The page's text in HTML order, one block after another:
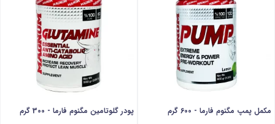
مکمل پمپ مگنوم فارما - 600 گرم پودر گلوتامین مگنوم فارما - 300 گرم